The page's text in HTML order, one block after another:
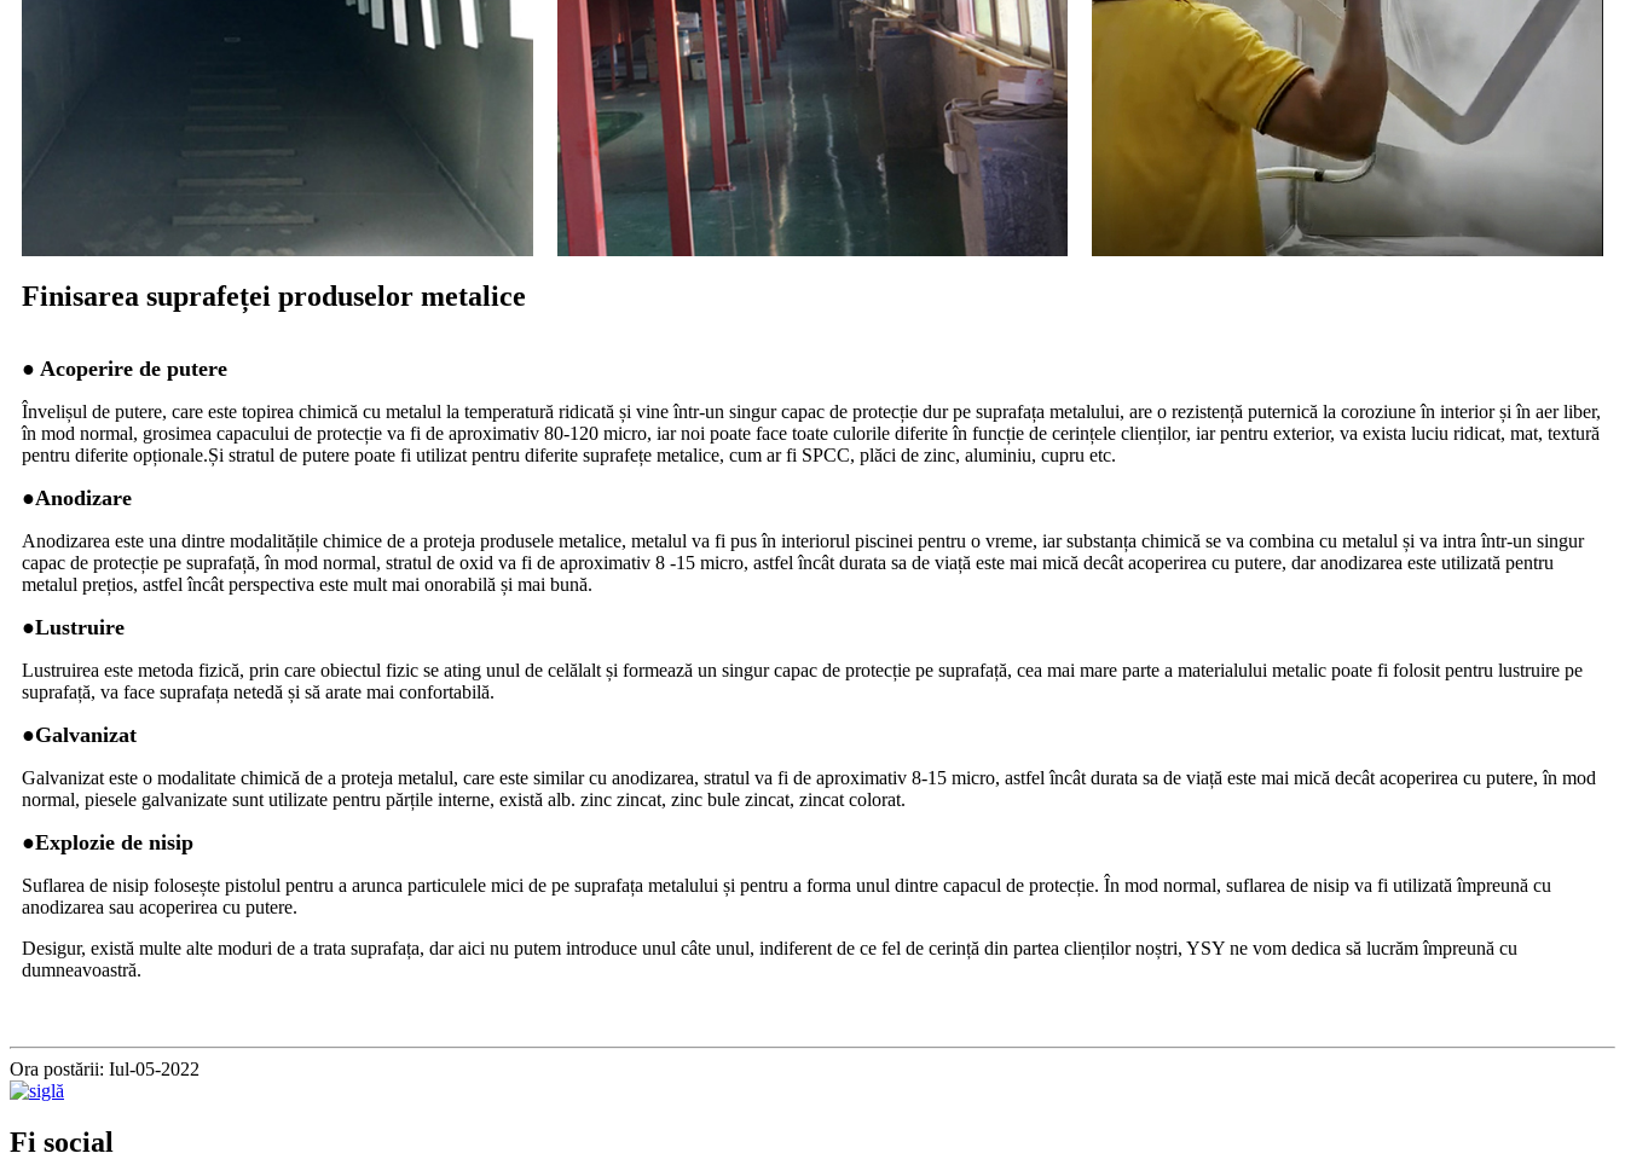
Finisarea suprafeței produselor metalice
● Acoperire de putere
Învelișul de putere, care este topirea chimică cu metalul la temperatură ridicată și vine într-un singur capac de protecție dur pe suprafața metalului, are o rezistență puternică la coroziune în interior și în aer liber,
în mod normal, grosimea capacului de protecție va fi de aproximativ 80-120 micro, iar noi poate face toate culorile diferite în funcție de cerințele clienților, iar pentru exterior, va exista luciu ridicat, mat, textură
pentru diferite opționale.Și stratul de putere poate fi utilizat pentru diferite suprafețe metalice, cum ar fi SPCC, plăci de zinc, aluminiu, cupru etc.
●Anodizare
Anodizarea este una dintre modalitățile chimice de a proteja produsele metalice, metalul va fi pus în interiorul piscinei pentru o vreme, iar substanța chimică se va combina cu metalul și va intra într-un singur
capac de protecție pe suprafață, în mod normal, stratul de oxid va fi de aproximativ 8 -15 micro, astfel încât durata sa de viață este mai mică decât acoperirea cu putere, dar anodizarea este utilizată pentru
metalul prețios, astfel încât perspectiva este mult mai onorabilă și mai bună.
●Lustruire
Lustruirea este metoda fizică, prin care obiectul fizic se ating unul de celălalt și formează un singur capac de protecție pe suprafață, cea mai mare parte a materialului metalic poate fi folosit pentru lustruire pe
suprafață, va face suprafața netedă și să arate mai confortabilă.
●Galvanizat
Galvanizat este o modalitate chimică de a proteja metalul, care este similar cu anodizarea, stratul va fi de aproximativ 8-15 micro, astfel încât durata sa de viață este mai mică decât acoperirea cu putere, în mod
normal, piesele galvanizate sunt utilizate pentru părțile interne, există alb. zinc zincat, zinc bule zincat, zincat colorat.
●Explozie de nisip
Suflarea de nisip folosește pistolul pentru a arunca particulele mici de pe suprafața metalului și pentru a forma unul dintre capacul de protecție. În mod normal, suflarea de nisip va fi utilizată împreună cu
anodizarea sau acoperirea cu putere.
Desigur, există multe alte moduri de a trata suprafața, dar aici nu putem introduce unul câte unul, indiferent de ce fel de cerință din partea clienților noștri, YSY ne vom dedica să lucrăm împreună cu
dumneavoastră.
Ora postării: Iul-05-2022
Fi social